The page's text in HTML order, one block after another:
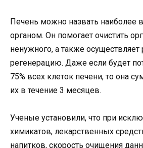
Печень можно назвать
органом. Он помогает очистить
ненужного, а также
регенерацию. Даже если будет
75% всех клеток печени, то она
их в течение 3 месяцев.
Ученые установили, что при
химикатов, лекарственных
напитков, скорость очищения